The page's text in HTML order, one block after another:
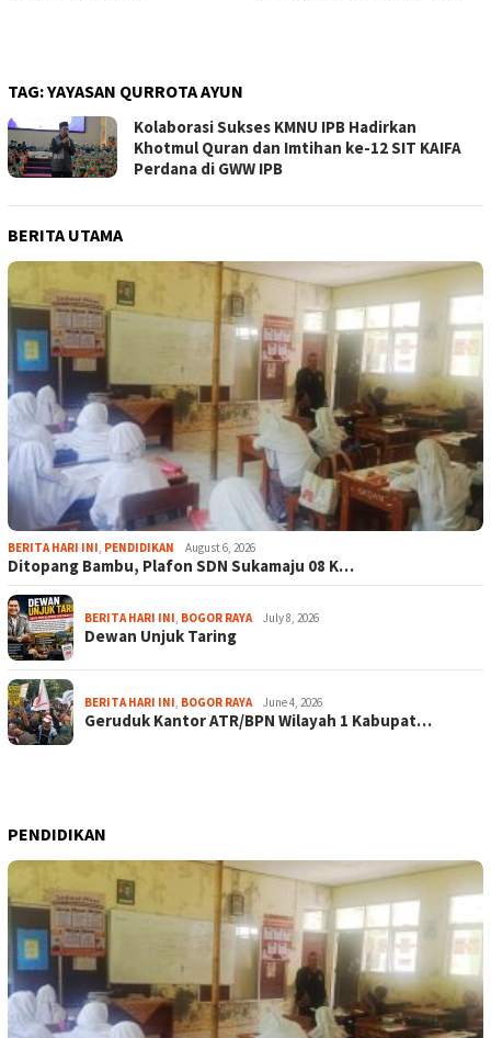
TAG:YAYASAN QURROTA AYUN
Kolaborasi Sukses KMNU IPB Hadirkan
Khotmul Quran dan Imtihan ke-12 SIT KAIFA
Perdana di GWW IPB
BERITA UTAMA
BERITA HARI INI, PENDIDIKAN August 6, 2026
Ditopang Bambu, Plafon SDN Sukamaju 08 K…
BERITA HARI INI, BOGOR RAYA July 8, 2026
Dewan Unjuk Taring
BERITA HARI INI, BOGOR RAYA June 4, 2026
Geruduk Kantor ATR/BPN Wilayah 1 Kabupat…
PENDIDIKAN